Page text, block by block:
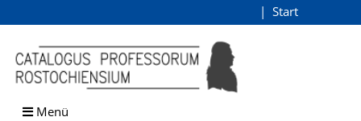
Browsen
direkt zum Inhalt
Start
Menü